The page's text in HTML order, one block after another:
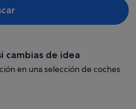
cambias de idea
en una selección de coches